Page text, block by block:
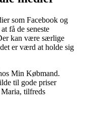
som Facebook og
få de seneste
kan være særlige
er værd at holde sig
Min Købmand.
til gode priser
tilfreds